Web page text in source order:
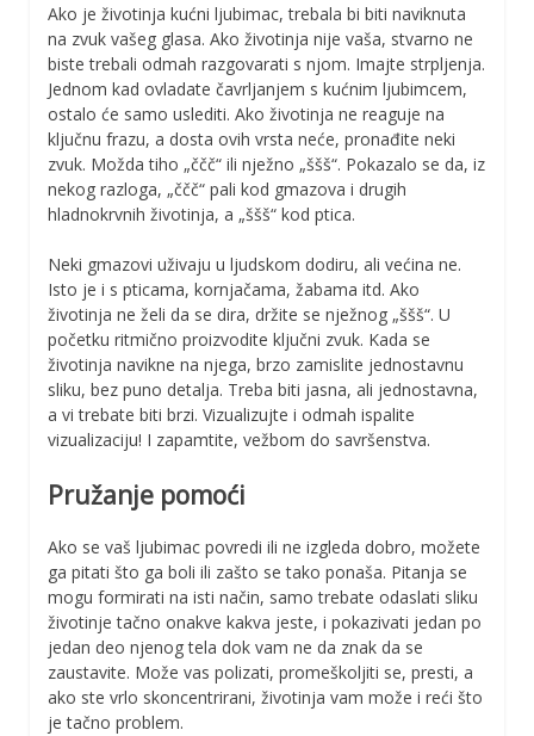
Ako je životinja kućni ljubimac, trebala bi biti naviknuta
na zvuk vašeg glasa. Ako životinja nije vaša, stvarno ne
biste trebali odmah razgovarati s njom. Imajte strpljenja.
Jednom kad ovladate čavrljanjem s kućnim ljubimcem,
ostalo će samo uslediti. Ako životinja ne reaguje na
ključnu frazu, a dosta ovih vrsta neće, pronađite neki
zvuk. Možda tiho „ččč“ ili nježno „ššš“. Pokazalo se da, iz
nekog razloga, „ččč“ pali kod gmazova i drugih
hladnokrvnih životinja, a „ššš“ kod ptica.
Neki gmazovi uživaju u ljudskom dodiru, ali većina ne.
Isto je i s pticama, kornjačama, žabama itd. Ako
životinja ne želi da se dira, držite se nježnog „ššš“. U
početku ritmično proizvodite ključni zvuk. Kada se
životinja navikne na njega, brzo zamislite jednostavnu
sliku, bez puno detalja. Treba biti jasna, ali jednostavna,
a vi trebate biti brzi. Vizualizujte i odmah ispalite
vizualizaciju! I zapamtite, vežbom do savršenstva.
Pružanje pomoći
Ako se vaš ljubimac povredi ili ne izgleda dobro, možete
ga pitati što ga boli ili zašto se tako ponaša. Pitanja se
mogu formirati na isti način, samo trebate odaslati sliku
životinje tačno onakve kakva jeste, i pokazivati jedan po
jedan deo njenog tela dok vam ne da znak da se
zaustavite. Može vas polizati, promeškoljiti se, presti, a
ako ste vrlo skoncentrirani, životinja vam može i reći što
je tačno problem.